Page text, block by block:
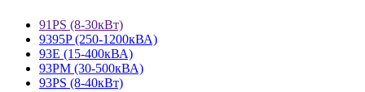
91PS (8-30кВт)
9395P (250-1200кВА)
93E (15-400кВА)
93PM (30-500кВА)
93PS (8-40кВт)